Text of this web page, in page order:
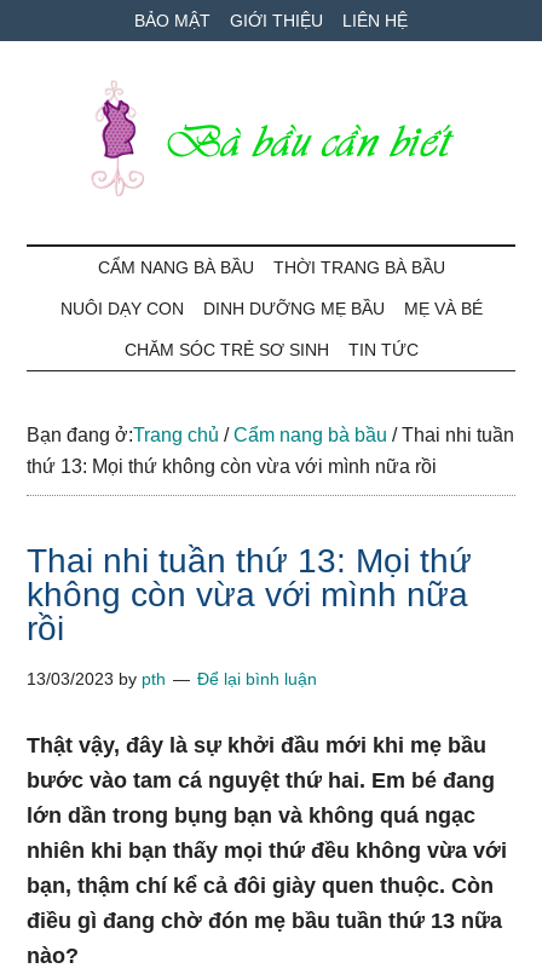
to
to
qua
BẢO MẬT GIỚI THIỆU LIÊN HỆ
Bà
Bầu
Cần
Biết
bé
CẨM NANG BÀ BẦU THỜI TRANG BÀ BẦU
NUÔI DẠY CON DINH DƯỠNG MẸ BẦU MẸ VÀ BÉ
CHĂM SÓC TRẺ SƠ SINH TIN TỨC
Bạn đang ở:Trang chủ / Cẩm nang bà bầu /Thai nhi tuần
thứ 13: Mọi thứ không còn vừa với mình nữa rồi
Thai nhi tuần thứ 13: Mọi thứ
không còn vừa với mình nữa
rồi
13/03/2023 by pth Để lại bình luận
Thật vậy, đây là sự khởi đầu mới khi mẹ bầu
bước vào tam cá nguyệt thứ hai. Em bé đang
lớn dần trong bụng bạn và không quá ngạc
nhiên khi bạn thấy mọi thứ đều không vừa với
bạn, thậm chí kể cả đôi giày quen thuộc. Còn
điều gì đang chờ đón mẹ bầu tuần thứ 13 nữa
nào?